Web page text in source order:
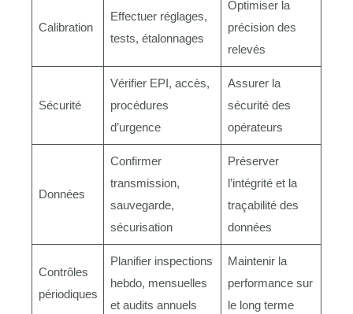
Calibration
Effectuer réglages,
tests, étalonnages
Optimiser la
précision des
relevés
Sécurité
Vérifier EPI, accès,
procédures
d’urgence
Assurer la
sécurité des
opérateurs
Données
Confirmer
transmission,
sauvegarde,
sécurisation
Préserver
l’intégrité et la
traçabilité des
données
Contrôles
périodiques
Planifier inspections
hebdo, mensuelles
et audits annuels
Maintenir la
performance sur
le long terme